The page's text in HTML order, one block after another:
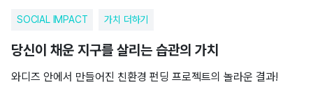
SOCIAL IMPACT 가치 더하기
당신이 채운 지구를 살리는 습관의 가치
와디즈 안에서 만들어진 친환경 펀딩 프로젝트의 놀라운 결과!